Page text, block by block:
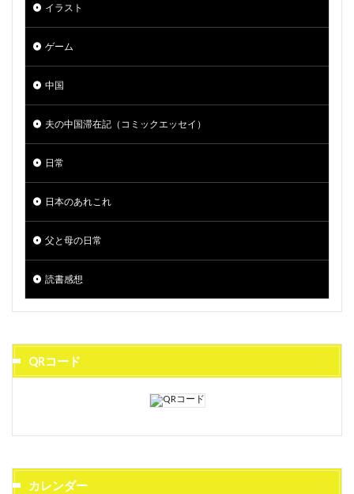
イラスト
ゲーム
中国
夫の中国滞在記（コミックエッセイ）
日常
日本のあれこれ
父と母の日常
読書感想
QRコード
カレンダー